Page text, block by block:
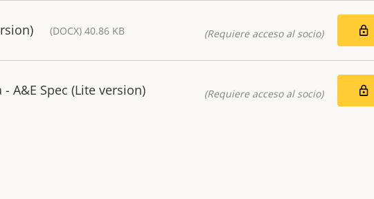
(DOCX) 40.86 KB (Requiere acceso al socio)
A&E Spec (Lite version) (Requiere acceso al socio)